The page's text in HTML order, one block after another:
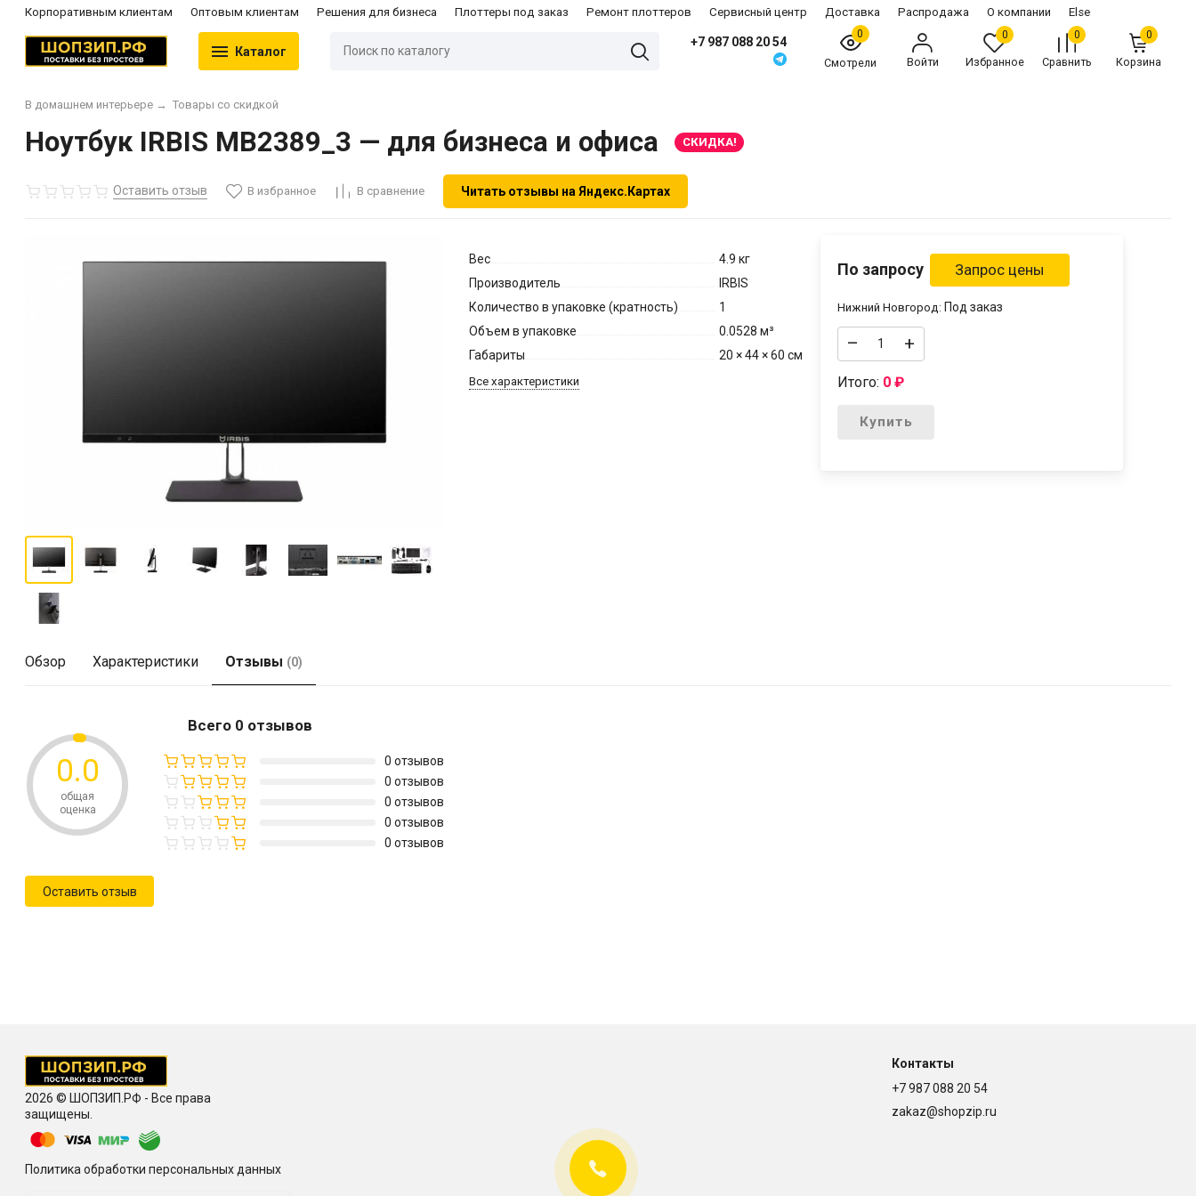
Корпоративным клиентам Оптовым клиентам Решения для бизнеса Плоттеры под заказ Ремонт плоттеров Сервисный центр Доставка Распродажа О компании Else
Каталог
+7 987 088 20 54
0
Смотрели Войти
0
Избранное
0
Сравнить
0
Корзина
В домашнем интерьере → Товары со скидкой
Ноутбук IRBIS MB2389_3 — для бизнеса и офиса СКИДКА!
Оставить отзыв В избранное В сравнение Читать отзывы на Яндекс.Картах
Вес
4.9 кг
Производитель
IRBIS
Количество в упаковке (кратность)
1
Объем в упаковке
0.0528 м³
Габариты
20 × 44 × 60 см
Все характеристики
По запросу
Нижний Новгород: Под заказ
– +
Итого: 0₽
Купить
Обзор Характеристики Отзывы (0)
0.0
общая
оценка
Всего 0 отзывов
0 отзывов
0 отзывов
0 отзывов
0 отзывов
0 отзывов
Оставить отзыв
2026 © ШОПЗИП.РФ - Все права
защищены.
Политика обработки персональных данных
Контакты
+7 987 088 20 54
zakaz@shopzip.ru